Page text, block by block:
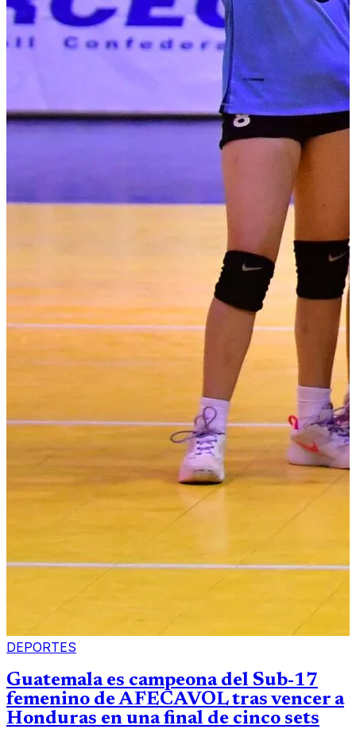
DEPORTES
Guatemala es campeona del Sub-17
femenino de AFECAVOL tras vencer a
Honduras en una final de cinco sets